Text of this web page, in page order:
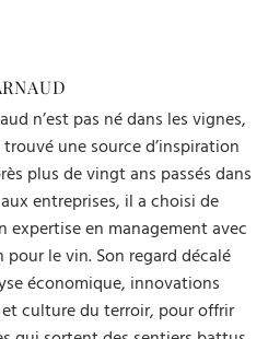
n’est pas né dans les vignes,
une source d’inspiration
plus de vingt ans passés dans
entreprises, il a choisi de
expertise en management avec
pour le vin. Son regard décalé
économique, innovations
culture du terroir, pour offrir